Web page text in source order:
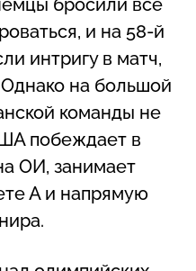
бросили все
и на 58-й
интригу в матч,
Однако на большой
команды не
побеждает в
ОИ, занимает
А и напрямую